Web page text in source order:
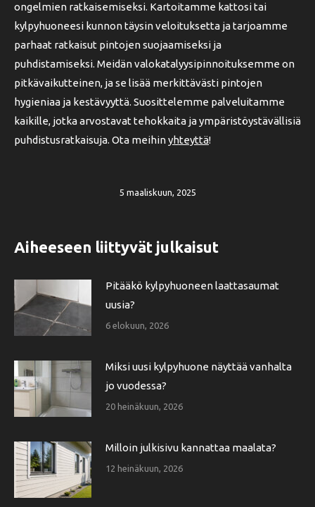
ongelmien ratkaisemiseksi. Kartoitamme kattosi tai
kylpyhuoneesi kunnon täysin veloituksetta ja tarjoamme
parhaat ratkaisut pintojen suojaamiseksi ja
puhdistamiseksi. Meidän valokatalyysipinnoituksemme on
pitkävaikutteinen, ja se lisää merkittävästi pintojen
hygieniaa ja kestävyyttä. Suosittelemme palveluitamme
kaikille, jotka arvostavat tehokkaita ja ympäristöystävällisiä
puhdistusratkaisuja. Ota meihinyhteyttä!
5 maaliskuun, 2025
Aiheeseen liittyvät julkaisut
Pitääkö kylpyhuoneen laattasaumat
uusia?
6 elokuun, 2026
Miksi uusi kylpyhuone näyttää vanhalta
jo vuodessa?
20 heinäkuun, 2026
Milloin julkisivu kannattaa maalata?
12 heinäkuun, 2026